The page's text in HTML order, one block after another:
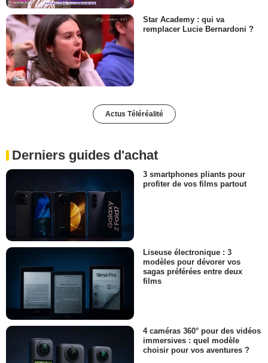
Star Academy : qui va
remplacer Lucie Bernardoni ?
Actus Téléréalité
Derniers guides d'achat
3 smartphones pliants pour
profiter de vos films partout
Liseuse électronique : 3
modèles pour dévorer vos
sagas préférées entre deux
films
4 caméras 360° pour des vidéos
immersives : quel modèle
choisir pour vos aventures ?